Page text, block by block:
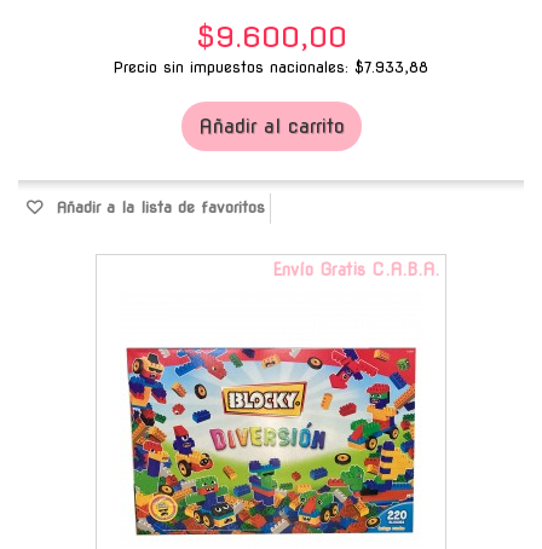
$9.600,00
Precio sin impuestos nacionales: $7.933,88
Añadir al carrito
Añadir a la lista de favoritos
Envío Gratis C.A.B.A.